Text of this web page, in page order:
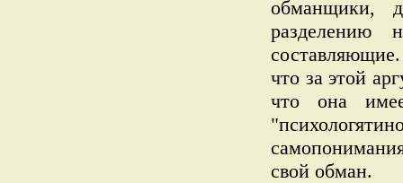
обманщики,
разделению
что за этой
что она
свой обман.